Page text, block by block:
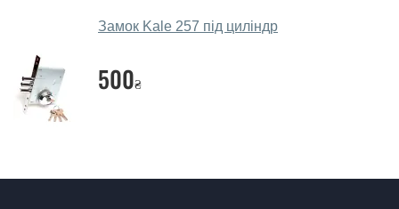
Заміри дверей робите?
Так, робимо. Наші фахівці можуть зробити замір та
консультацію на виїзді. Кожен співробітник має із
собою каталоги кольорів та візерунків. Після виміру та
Замок Kale 257 під циліндр
500₴